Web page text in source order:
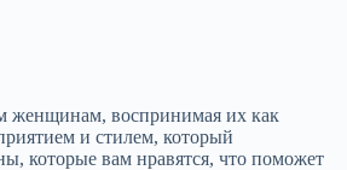
женщинам, воспринимая их как
и стилем, который
которые вам нравятся, что поможет